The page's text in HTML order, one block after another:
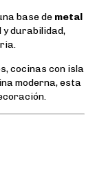
base de metal
durabilidad,
cocinas con isla
moderna, esta